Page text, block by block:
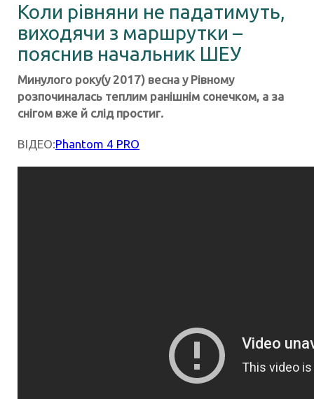
Коли рівняни не падатимуть,
виходячи з маршрутки –
пояснив начальник ШЕУ
Минулого року(у 2017) весна у Рівному
розпочиналась теплим ранішнім сонечком, а за
снігом вже й слід простиг.
ВІДЕО:Phantom 4 PRO